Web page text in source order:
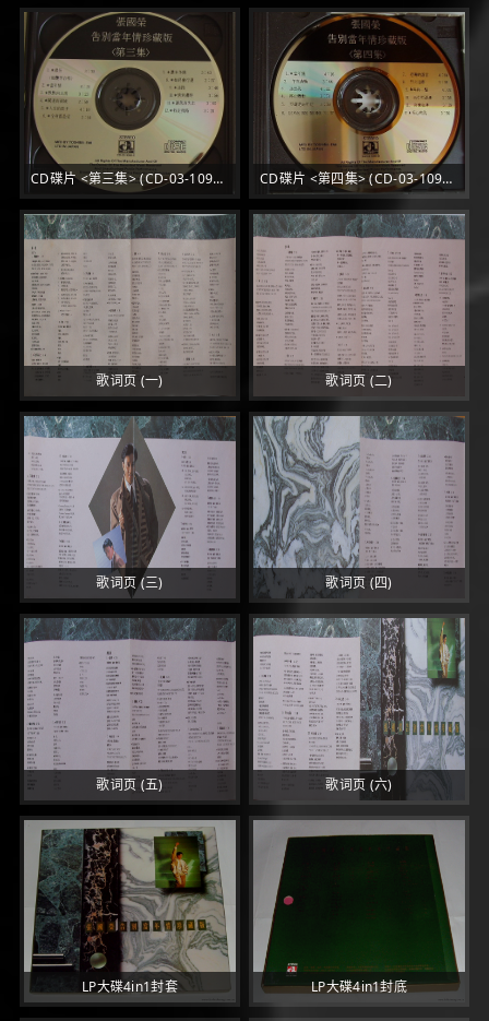
CD碟片 <第三集> (CD-03-1090-C 1A2 TO) CD碟片 <第四集> (CD-03-1090-D 1A2 TO)
歌词页 (一) 歌词页 (二)
歌词页 (三) 歌词页 (四)
歌词页 (五) 歌词页 (六)
LP大碟4in1封套 LP大碟4in1封底